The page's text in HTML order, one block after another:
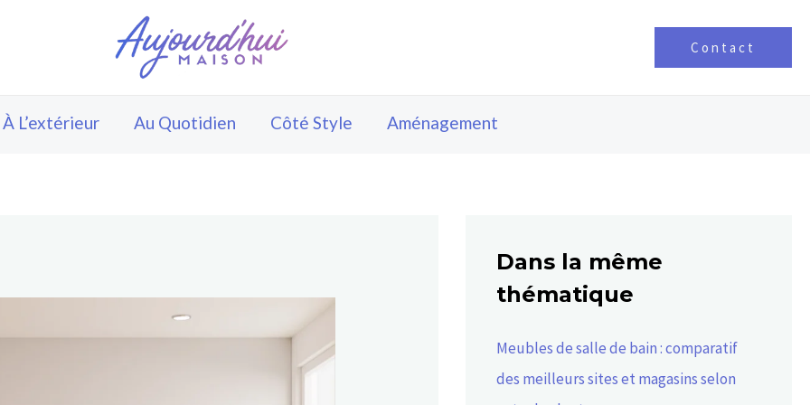
Contact
À L’extérieur Au Quotidien Côté Style Aménagement
Dans la même
thématique
Meubles de salle de bain : comparatif
des meilleurs sites et magasins selon